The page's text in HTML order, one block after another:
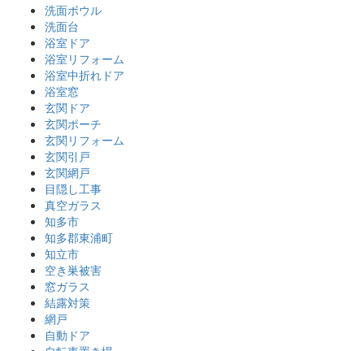
洗面ボウル
洗面台
浴室ドア
浴室リフォーム
浴室中折れドア
浴室窓
玄関ドア
玄関ポーチ
玄関リフォーム
玄関引戸
玄関網戸
目隠し工事
真空ガラス
知多市
知多郡東浦町
知立市
空き巣被害
窓ガラス
結露対策
網戸
自動ドア